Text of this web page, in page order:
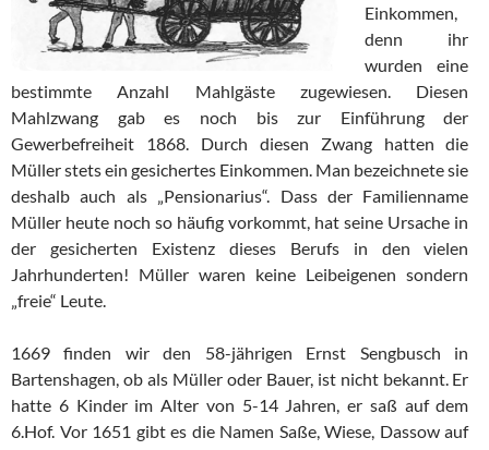
Einkommen,
denn ihr
wurden eine
bestimmte Anzahl Mahlgäste zugewiesen. Diesen
Mahlzwang gab es noch bis zur Einführung der
Gewerbefreiheit 1868. Durch diesen Zwang hatten die
Müller stets ein gesichertes Einkommen. Man bezeichnete sie
deshalb auch als „Pensionarius“. Dass der Familienname
Müller heute noch so häufig vorkommt, hat seine Ursache in
der gesicherten Existenz dieses Berufs in den vielen
Jahrhunderten! Müller waren keine Leibeigenen sondern
„freie“ Leute.
1669 finden wir den 58-jährigen Ernst Sengbusch in
Bartenshagen, ob als Müller oder Bauer, ist nicht bekannt. Er
hatte 6 Kinder im Alter von 5-14 Jahren, er saß auf dem
6.Hof. Vor 1651 gibt es die Namen Saße, Wiese, Dassow auf